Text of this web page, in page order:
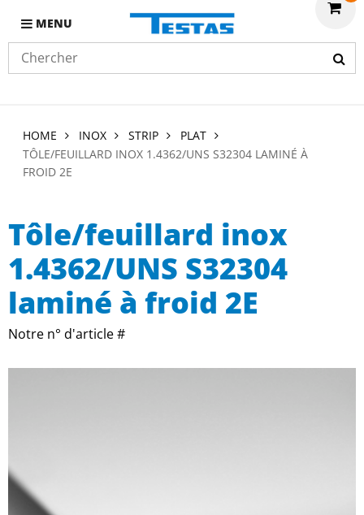
MENU
HOME INOX STRIP
PLAT
TÔLE/FEUILLARD INOX 1.4362/UNS S32304 LAMINÉ À
FROID 2E
Tôle/feuillard inox
1.4362/UNS S32304
laminé à froid 2E
Notre n° d'article #